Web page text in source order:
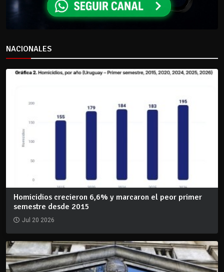
NACIONALES
Homicidios crecieron 6,6% y marcaron el peor primer
semestre desde 2015
Jul 20 2026